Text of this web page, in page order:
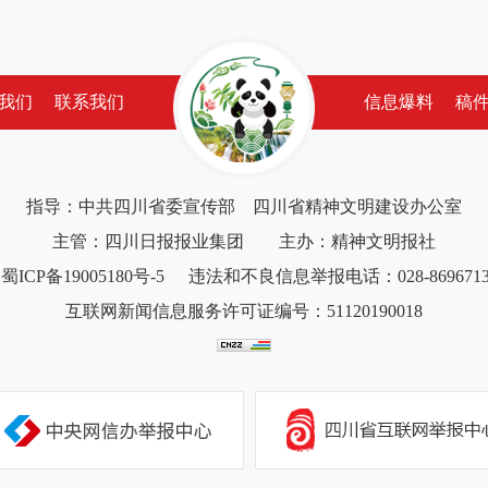
们 联系我们 信息爆料 稿
指导：中共四川省委宣传部 四川省精神文明建设办公室
主管：四川日报报业集团 主办：精神文明报社
蜀ICP备19005180号-5
违法和不良信息举报电话：028-
互联网新闻信息服务许可证编号：51120190018